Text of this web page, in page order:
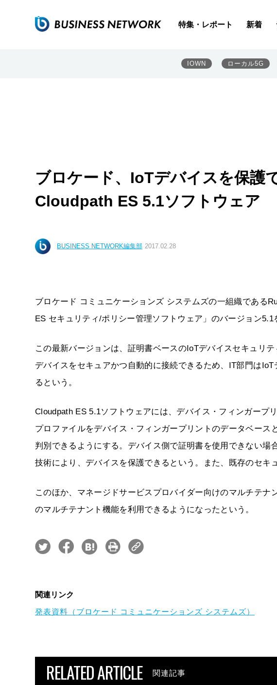
特集・レポート 新着
IOWN ローカル5G
ブロケード、IoTデバイスを保護
Cloudpath ES 5.1ソフトウェア
BUSINESS NETWORK編集部 2017.02.28
ブロケード コミュニケーションズ システムズの一組織である
ES セキュリティ/ポリシー管理ソフトウェア」のバージョン5.1
この最新バージョンは、証明書ベースのIoTデバイスセキュリ
デバイスをセキュアかつ自動的に接続できるため、IT部門は
るという。
Cloudpath ES 5.1ソフトウェアには、デバイス・フィンガープ
プロファイルをデバイス・フィンガープリントのデータベース
判別できるようにする。デバイス側で証明書を使用できない場
技術により、デバイスを保護できるという。また、既存のセキ
このほか、マネージドサービスプロバイダー向けのマルチテナ
のマルチテナント機能を利用できるようになったという。
関連リンク
発表資料（ブロケード コミュニケーションズ システムズ）
RELATED ARTICLE 関連記事